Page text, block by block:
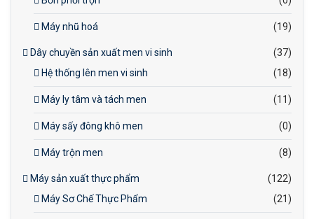
Máy nhũ hoá (19)
Dây chuyền sản xuất men vi sinh
(37)
Hệ thống lên men vi sinh
(18)
Máy ly tâm và tách men (11)
Máy sấy đông khô men (0)
Máy trộn men (8)
Máy sản xuất thực phẩm
(122)
Máy Sơ Chế Thực Phẩm
(21)